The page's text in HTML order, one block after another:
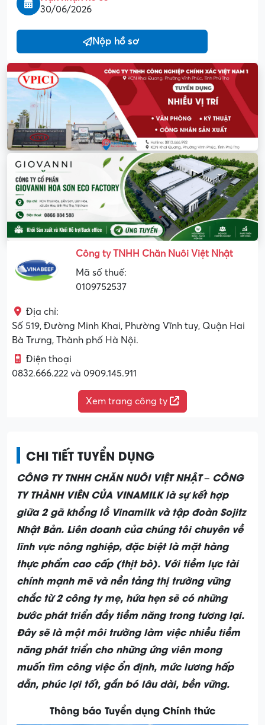
30/06/2026
Nộp hồ sơ
Công ty TNHH Chăn Nuôi Việt Nhật
Mã số thuế:
0109752537
Địa chỉ:
Số 519, Đường Minh Khai, Phường Vĩnh tuy, Quận Hai
Bà Trưng, Thành phố Hà Nội.
Điện thoại
0832.666.222 và 0909.145.911
Xem trang công ty
CHI TIẾT TUYỂN DỤNG
CÔNG TY TNHH CHĂN NUÔI VIỆT NHẬT – CÔNG
TY THÀNH VIÊN CỦA VINAMILK là sự kết hợp
giữa 2 gã khổng lồ Vinamilk và tập đoàn Sojitz
Nhật Bản. Liên doanh của chúng tôi chuyên về
lĩnh vực nông nghiệp, đặc biệt là mặt hàng
thực phẩm cao cấp (thịt bò). Với tiềm lực tài
chính mạnh mẽ và nền tảng thị trường vững
chắc từ 2 công ty mẹ, hứa hẹn sẽ có những
bước phát triển đầy tiềm năng trong tương lại.
Đây sẽ là một môi trường làm việc nhiều tiềm
năng phát triển cho những ứng viên mong
muốn tìm công việc ổn định, mức lương hấp
dẫn, phúc lợi tốt, gắn bó lâu dài, bền vững.
Thông báo Tuyển dụng Chính thức